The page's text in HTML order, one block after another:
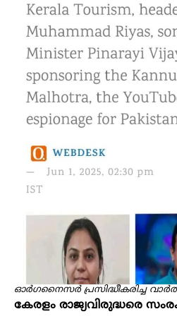
ഓർഗനൈസർ പ്രസിദ്ധീകരിച്ച
കേരളം രാജ്യവിരുദ്ധരെ